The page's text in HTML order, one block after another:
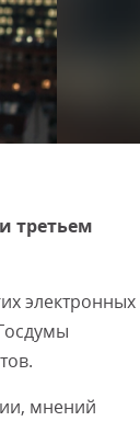
третьем
электронных
мнений